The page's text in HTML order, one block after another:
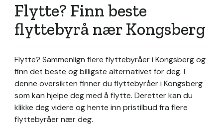
Flytte? Finn beste
flyttebyrå nær Kongsberg
Flytte? Sammenlign flere flyttebyråer i Kongsberg og
finn det beste og billigste alternativet for deg. I
denne oversikten finner du flyttebyråer i Kongsberg
som kan hjelpe deg med å flytte. Deretter kan du
klikke deg videre og hente inn pristilbud fra flere
flyttebyråer nær deg.